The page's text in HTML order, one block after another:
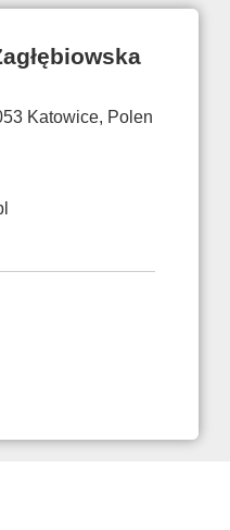
Katowice, Polen